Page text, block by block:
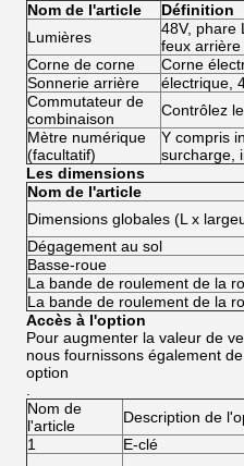
Nom de l'article
Définition
Lumières
48V, phare
feux
Corne de corne
Corne
Sonnerie arrière
électrique,
Commutateur de
combinaison
Contrôlez
Mètre numérique
(facultatif)
Y compris
surcharge,
Les dimensions
Nom de l'article
Dimensions globales (L x
Dégagement au sol
Basse-roue
La bande de roulement de la
La bande de roulement de la
Accès à l'option
Pour augmenter la valeur de
nous fournissons également
option
Nom de
l'article
Description de
1
E-clé